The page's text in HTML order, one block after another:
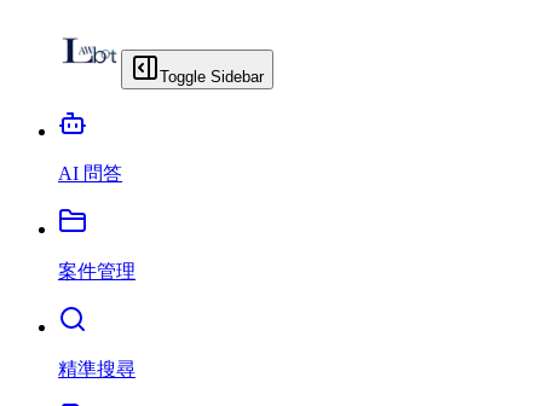
Toggle Sidebar
AI 問答
案件管理
精準搜尋